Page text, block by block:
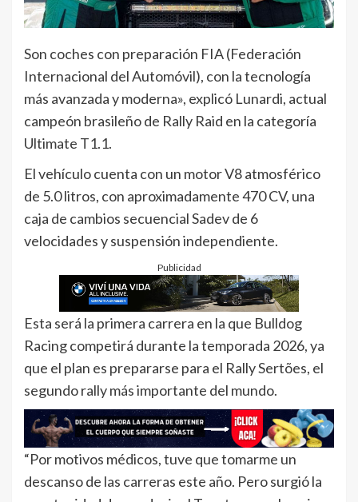
Son coches con preparación FIA (Federación
Internacional del Automóvil), con la tecnología
más avanzada y moderna», explicó Lunardi, actual
campeón brasileño de Rally Raid en la categoría
Ultimate T1.1.
El vehículo cuenta con un motor V8 atmosférico
de 5.0 litros, con aproximadamente 470 CV, una
caja de cambios secuencial Sadev de 6
velocidades y suspensión independiente.
Publicidad
Esta será la primera carrera en la que Bulldog
Racing competirá durante la temporada 2026, ya
que el plan es prepararse para el Rally Sertões, el
segundo rally más importante del mundo.
“Por motivos médicos, tuve que tomarme un
descanso de las carreras este año. Pero surgió la